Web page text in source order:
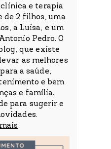
e terapia
de 2 filhos, uma
a Luisa, e um
Pedro. O
que existe
as melhores
a saúde,
e bem
e família.
para sugerir e